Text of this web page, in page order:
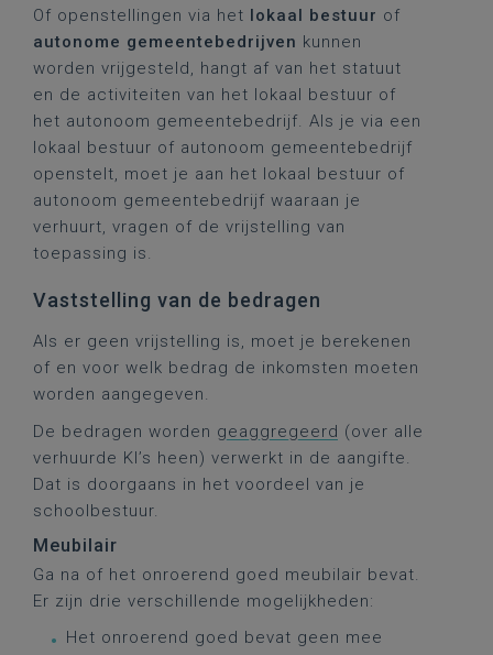
Of openstellingen via het lokaal bestuur of
autonome gemeentebedrijven kunnen
worden vrijgesteld, hangt af van het statuut
en de activiteiten van het lokaal bestuur of
het autonoom gemeentebedrijf. Als je via een
lokaal bestuur of autonoom gemeentebedrijf
openstelt, moet je aan het lokaal bestuur of
autonoom gemeentebedrijf waaraan je
verhuurt, vragen of de vrijstelling van
toepassing is.
Vaststelling van de bedragen
Als er geen vrijstelling is, moet je berekenen
of en voor welk bedrag de inkomsten moeten
worden aangegeven.
De bedragen worden geaggregeerd (over alle
verhuurde KI’s heen) verwerkt in de aangifte.
Dat is doorgaans in het voordeel van je
schoolbestuur.
Meubilair
Ga na of het onroerend goed meubilair bevat.
Er zijn drie verschillende mogelijkheden:
Het onroerend goed bevat geen mee